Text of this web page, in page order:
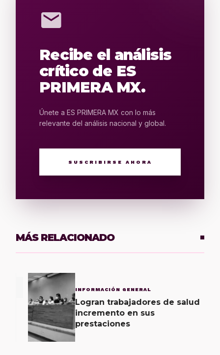
mail
Recibe el análisis
crítico de ES
PRIMERA MX.
Únete a ES PRIMERA MX con lo más
relevante del análisis nacional y global.
SUSCRIBIRSE AHORA
MÁS RELACIONADO
INFORMACIÓN GENERAL
Logran trabajadores de salud
incremento en sus
prestaciones